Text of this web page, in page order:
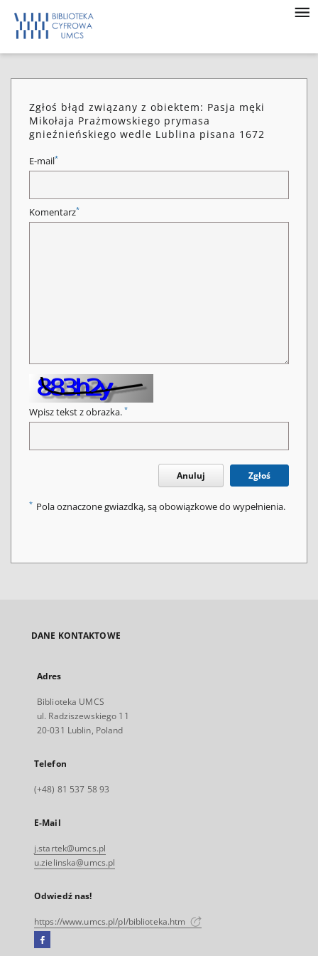
Zgłoś błąd związany z obiektem: Pasja męki
Mikołaja Prażmowskiego prymasa
gnieźnieńskiego wedle Lublina pisana 1672
E-mail*
Komentarz*
Wpisz tekst z obrazka. *
Anuluj Zgłoś
* Pola oznaczone gwiazdką, są obowiązkowe do wypełnienia.
DANE KONTAKTOWE
Adres
Biblioteka UMCS
ul. Radziszewskiego 11
20-031 Lublin, Poland
Telefon
(+48) 81 537 58 93
E-Mail
j.startek@umcs.pl
u.zielinska@umcs.pl
Odwiedź nas!
https://www.umcs.pl/pl/biblioteka.htm
Facebook